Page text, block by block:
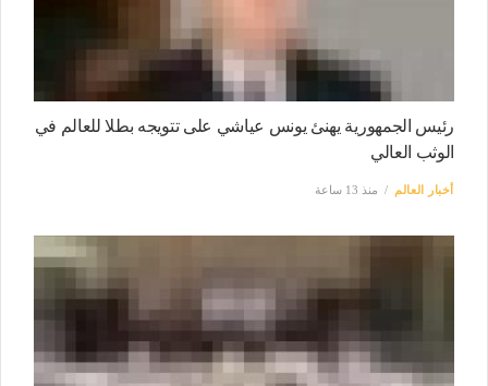
رئيس الجمهورية يهنئ يونس عياشي على تتويجه بطلا للعالم في
الوثب العالي
أخبار العالم منذ 13 ساعة